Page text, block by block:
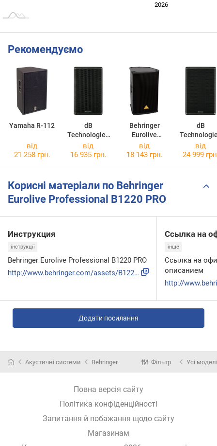
2026
Рекомендуємо
Yamaha R-112
dB
Technologies
LVX P12
Behringer
Eurolive
Professional
B1520 PRO
dB
LVX P15
від
21 258 грн.
від
16 935 грн.
від
18 143 грн.
від
24 999
Корисні матеріали по Behringer
Eurolive Professional B1220 PRO
Инструкция
інструкції
Behringer Eurolive Professional B1220 PRO
http://www.behringer.com/assets/B1220-PRO_M_RU.pdf
Ссылка на
інше
Ссылка на
описанием
Додати посилання
Акустичні системи Behringer Фільтр Усі моделі
Повна версія сайту
Політика конфіденційності
Запитання й побажання щодо сайту
Магазинам